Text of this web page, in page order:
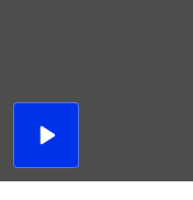
播